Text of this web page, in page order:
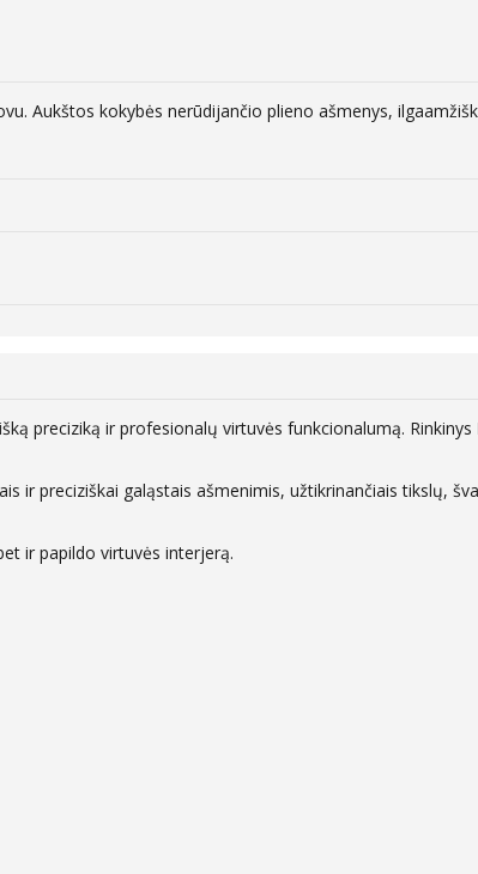
Aukštos kokybės nerūdijančio plieno ašmenys,
preciziką ir profesionalų virtuvės funkcionalumą. Rinkinys
ir preciziškai galąstais ašmenimis, užtikrinančiais tikslų,
ir papildo virtuvės interjerą.